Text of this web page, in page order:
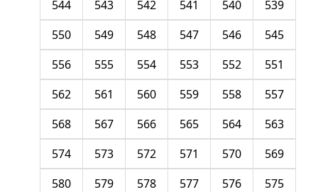
539
540
541
542
543
544
545
546
547
548
549
550
551
552
553
554
555
556
557
558
559
560
561
562
563
564
565
566
567
568
569
570
571
572
573
574
575
576
577
578
579
580